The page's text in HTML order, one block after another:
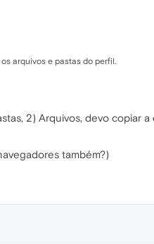
arquivos e pastas do perfil.
2) Arquivos, devo copiar
também?)